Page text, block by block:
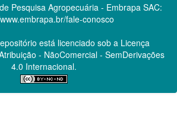
Pesquisa Agropecuária - Embrapa SAC:
fale-conosco
está licenciado sob a Licença
- NãoComercial - SemDerivações
4.0 Internacional.